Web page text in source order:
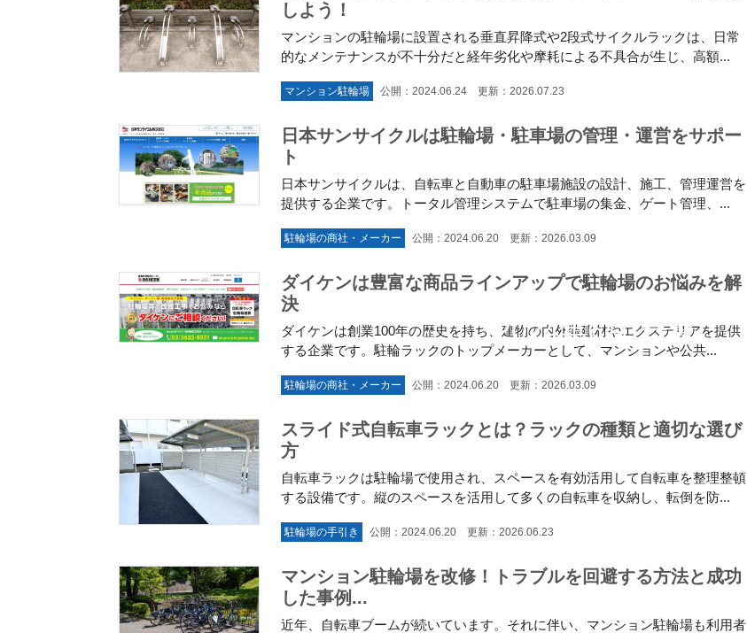
2024年6月 一覧
しよう！
マンションの駐輪場に設置される垂直昇降式や2段式サイクルラックは、日常
的なメンテナンスが不十分だと経年劣化や摩耗による不具合が生じ、高額...
マンション駐輪場 公開：2024.06.24 更新：2026.07.23
日本サンサイクルは駐輪場・駐車場の管理・運営をサポー
ト
日本サンサイクルは、自転車と自動車の駐車場施設の設計、施工、管理運営を
提供する企業です。トータル管理システムで駐車場の集金、ゲート管理、...
駐輪場の商社・メーカー 公開：2024.06.20 更新：2026.03.09
ダイケンは豊富な商品ラインアップで駐輪場のお悩みを解
決
ダイケンは創業100年の歴史を持ち、建物の内外装建材やエクステリアを提供
する企業です。駐輪ラックのトップメーカーとして、マンションや公共...
駐輪場の商社・メーカー 公開：2024.06.20 更新：2026.03.09
スライド式自転車ラックとは？ラックの種類と適切な選び
方
自転車ラックは駐輪場で使用され、スペースを有効活用して自転車を整理整頓
する設備です。縦のスペースを活用して多くの自転車を収納し、転倒を防...
駐輪場の手引き 公開：2024.06.20 更新：2026.06.23
マンション駐輪場を改修！トラブルを回避する方法と成功
した事例...
近年、自転車ブームが続いています。それに伴い、マンション駐輪場も利用者